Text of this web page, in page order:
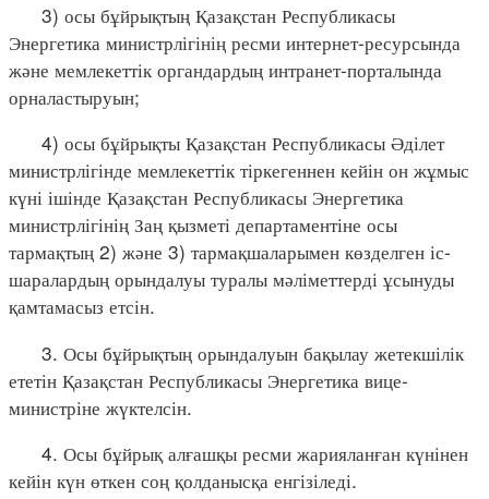
3) осы бұйрықтың Қазақстан Республикасы
Энергетика министрлігінің ресми интернет-ресурсында
және мемлекеттік органдардың интранет-порталында
орналастыруын;
4) осы бұйрықты Қазақстан Республикасы Әділет
министрлігінде мемлекеттік тіркегеннен кейін он жұмыс
күні ішінде Қазақстан Республикасы Энергетика
министрлігінің Заң қызметі департаментіне осы
тармақтың 2) және 3) тармақшаларымен көзделген іс-
шаралардың орындалуы туралы мәліметтерді ұсынуды
қамтамасыз етсін.
3. Осы бұйрықтың орындалуын бақылау жетекшілік
ететін Қазақстан Республикасы Энергетика вице-
министріне жүктелсін.
4. Осы бұйрық алғашқы ресми жарияланған күнінен
кейін күн өткен соң қолданысқа енгізіледі.